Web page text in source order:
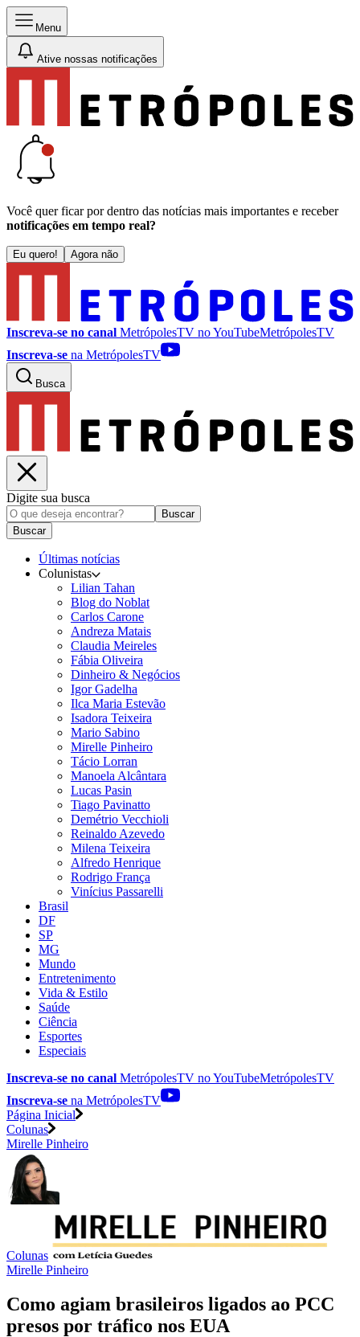
Menu
Ative nossas notificações
Você quer ficar por dentro das notícias mais importantes e receber
notificações em tempo real?
Eu quero! Agora não
Inscreva-se no canal MetrópolesTV noYouTubeMetrópolesTV
Inscreva-se na MetrópolesTV
Busca
Digite sua busca
Buscar
Buscar
Últimas notícias
Colunistas
Lilian Tahan
Blog do Noblat
Carlos Carone
Andreza Matais
Claudia Meireles
Fábia Oliveira
Dinheiro & Negócios
Igor Gadelha
Ilca Maria Estevão
Isadora Teixeira
Mario Sabino
Mirelle Pinheiro
Tácio Lorran
Manoela Alcântara
Lucas Pasin
Tiago Pavinatto
Demétrio Vecchioli
Reinaldo Azevedo
Milena Teixeira
Alfredo Henrique
Rodrigo França
Vinícius Passarelli
Brasil
DF
SP
MG
Mundo
Entretenimento
Vida & Estilo
Saúde
Ciência
Esportes
Especiais
Inscreva-se no canal MetrópolesTV noYouTubeMetrópolesTV
Inscreva-se na MetrópolesTV
Página Inicial
Colunas
Mirelle Pinheiro
Colunas
Mirelle Pinheiro
Como agiam brasileiros ligados ao PCC
presos por tráfico nos EUA